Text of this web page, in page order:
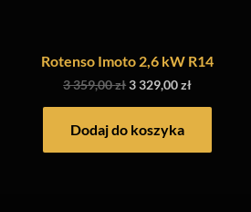
Rotenso Imoto 2,6 kW R14
3 359,00zł3 329,00zł
Dodaj do koszyka